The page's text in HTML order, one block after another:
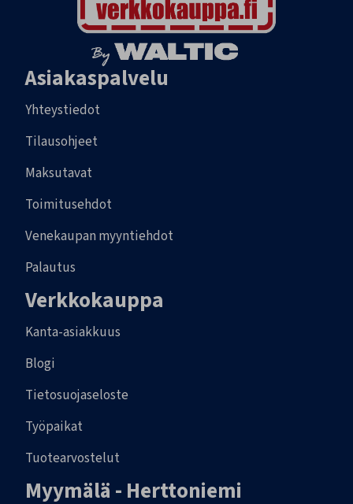
Asiakaspalvelu
Yhteystiedot
Tilausohjeet
Maksutavat
Toimitusehdot
Venekaupan myyntiehdot
Palautus
Verkkokauppa
Kanta-asiakkuus
Blogi
Tietosuojaseloste
Työpaikat
Tuotearvostelut
Myymälä - Herttoniemi